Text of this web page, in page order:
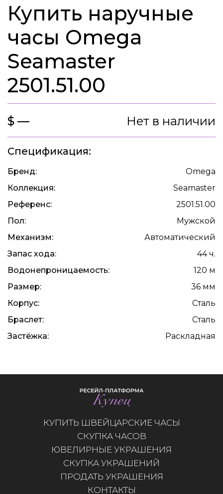
Купить наручные
часы Omega
Seamaster
2501.51.00
$ — Нет в наличии
Спецификация:
Бренд:
Omega
Коллекция:
Seamaster
Референс:
2501.51.00
Пол:
Мужской
Механизм:
Автоматический
Запас хода:
44 ч.
Водонепроницаемость:
120 м
Размер:
36 мм
Корпус:
Сталь
Браслет:
Сталь
Застёжка:
Раскладная
КУПИТЬ ШВЕЙЦАРСКИЕ ЧАСЫ
СКУПКА ЧАСОВ
ЮВЕЛИРНЫЕ УКРАШЕНИЯ
СКУПКА УКРАШЕНИЙ
ПРОДАТЬ УКРАШЕНИЯ
КОНТАКТЫ